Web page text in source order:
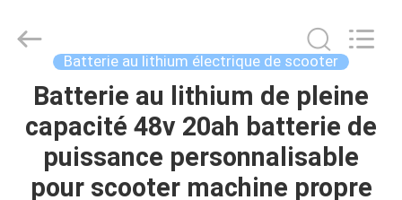
MAISON
PRODUITS
Export
Reserved.
Batterie au lithium électrique de scooter
Batterie au lithium de pleine
capacité 48v 20ah batterie de
puissance personnalisable
pour scooter machine propre